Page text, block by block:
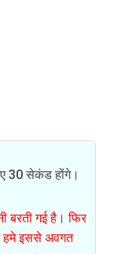
30 सेकंड होंगे।
बरती गई है। फिर
हमे इससे अवगत